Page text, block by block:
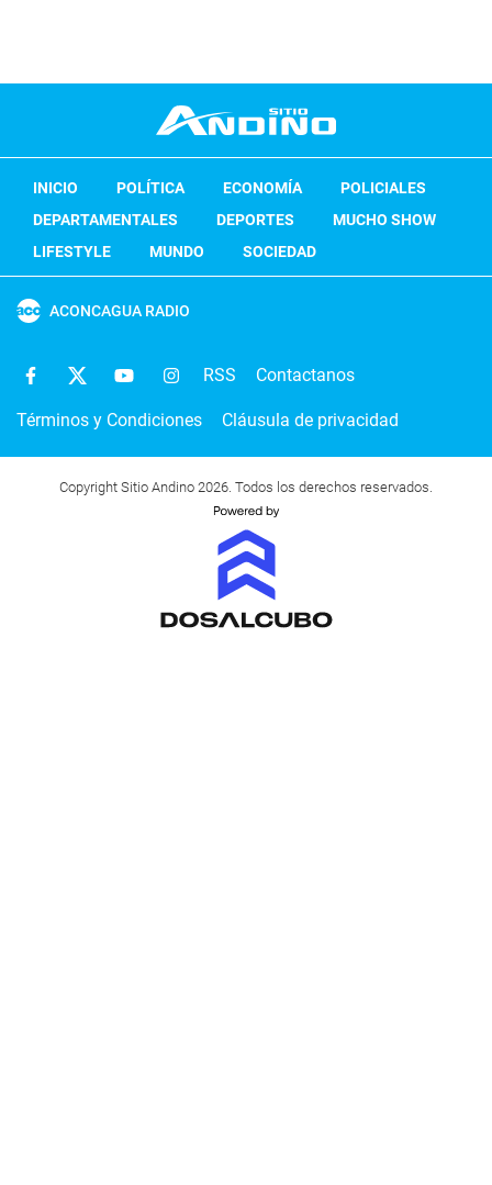
INICIO POLÍTICA ECONOMÍA
POLICIALES
DEPARTAMENTALES
DEPORTES
MUCHO SHOW
LIFESTYLE
MUNDO SOCIEDAD
ACONCAGUA RADIO
RSS Contactanos
Términos y Condiciones Cláusula de privacidad
Copyright Sitio Andino 2026. Todos los derechos reservados.